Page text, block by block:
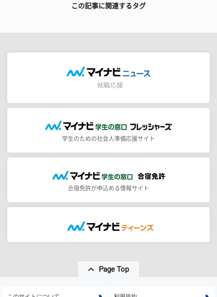
この記事に関連するタグ
学生のための社会人準備応援サイト
合宿免許が申込める情報サイト
Page Top